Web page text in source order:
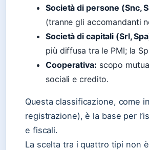
Società di persone (Snc,
(tranne gli accomandanti
Società di capitali (Srl,
più diffusa tra le PMI; la
Cooperativa: scopo
sociali e credito.
Questa classificazione, come
registrazione), è la base per
e fiscali.
La scelta tra i quattro tipi non